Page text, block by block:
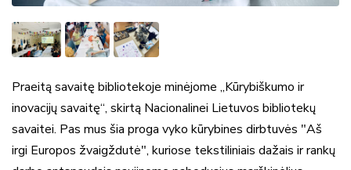
Praeitą savaitę bibliotekoje minėjome „Kūrybiškumo ir
inovacijų savaitę“, skirtą Nacionalinei Lietuvos bibliotekų
savaitei. Pas mus šia proga vyko kūrybines dirbtuvės "Aš
irgi Europos žvaigždutė", kuriose tekstiliniais dažais ir rankų